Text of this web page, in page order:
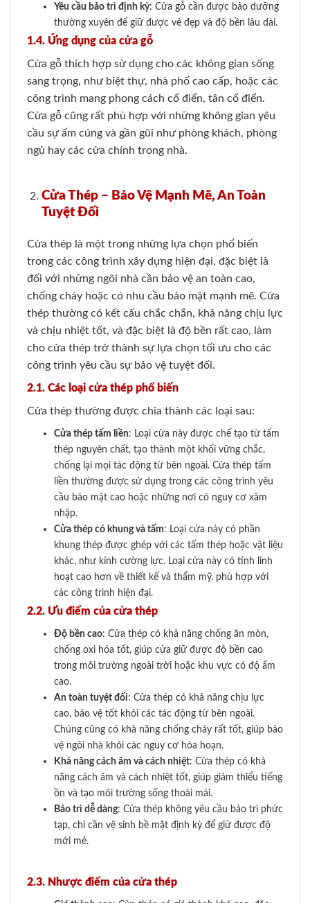
Yêu cầu bảo trì định kỳ: Cửa gỗ cần được bảo dưỡng
thường xuyên để giữ được vẻ đẹp và độ bền lâu dài.
1.4. Ứng dụng của cửa gỗ
Cửa gỗ thích hợp sử dụng cho các không gian sống
sang trọng, như biệt thự, nhà phố cao cấp, hoặc các
công trình mang phong cách cổ điển, tân cổ điển.
Cửa gỗ cũng rất phù hợp với những không gian yêu
cầu sự ấm cúng và gần gũi như phòng khách, phòng
ngủ hay các cửa chính trong nhà.
Cửa Thép – Bảo Vệ Mạnh Mẽ, An Toàn
Tuyệt Đối
Cửa thép là một trong những lựa chọn phổ biến
trong các công trình xây dựng hiện đại, đặc biệt là
đối với những ngôi nhà cần bảo vệ an toàn cao,
chống cháy hoặc có nhu cầu bảo mật mạnh mẽ. Cửa
thép thường có kết cấu chắc chắn, khả năng chịu lực
và chịu nhiệt tốt, và đặc biệt là độ bền rất cao, làm
cho cửa thép trở thành sự lựa chọn tối ưu cho các
công trình yêu cầu sự bảo vệ tuyệt đối.
2.1. Các loại cửa thép phổ biến
Cửa thép thường được chia thành các loại sau:
Cửa thép tấm liền: Loại cửa này được chế tạo từ tấm
thép nguyên chất, tạo thành một khối vững chắc,
chống lại mọi tác động từ bên ngoài. Cửa thép tấm
liền thường được sử dụng trong các công trình yêu
cầu bảo mật cao hoặc những nơi có nguy cơ xâm
nhập.
Cửa thép có khung và tấm: Loại cửa này có phần
khung thép được ghép với các tấm thép hoặc vật liệu
khác, như kính cường lực. Loại cửa này có tính linh
hoạt cao hơn về thiết kế và thẩm mỹ, phù hợp với
các công trình hiện đại.
2.2. Ưu điểm của cửa thép
Độ bền cao: Cửa thép có khả năng chống ăn mòn,
chống oxi hóa tốt, giúp cửa giữ được độ bền cao
trong môi trường ngoài trời hoặc khu vực có độ ẩm
cao.
An toàn tuyệt đối: Cửa thép có khả năng chịu lực
cao, bảo vệ tốt khỏi các tác động từ bên ngoài.
Chúng cũng có khả năng chống cháy rất tốt, giúp bảo
vệ ngôi nhà khỏi các nguy cơ hỏa hoạn.
Khả năng cách âm và cách nhiệt: Cửa thép có khả
năng cách âm và cách nhiệt tốt, giúp giảm thiểu tiếng
ồn và tạo môi trường sống thoải mái.
Bảo trì dễ dàng: Cửa thép không yêu cầu bảo trì phức
tạp, chỉ cần vệ sinh bề mặt định kỳ để giữ được độ
mới mẻ.
2.3. Nhược điểm của cửa thép